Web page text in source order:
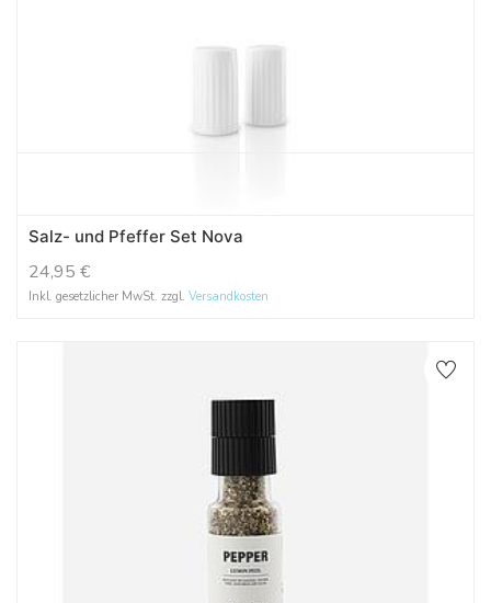
Salz- und Pfeffer Set Nova
24,95 €
Inkl. gesetzlicher MwSt. zzgl. Versandkosten